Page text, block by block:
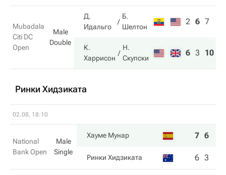
Mubadala
Citi DC
Open
Male
Double
Д.
Идальго
Б.
Шелтон
2 6 7
К.
Харрисон
Н.
Скупски
6 3 10
Ринки Хидзиката
02.08, 18:10
National
Bank Open
Male
Single
Хауме Мунар 7 6
Ринки Хидзиката 6 3